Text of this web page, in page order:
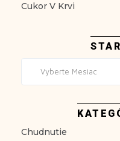
Cukor V Krvi
Vyberte Mesiac
Chudnutie